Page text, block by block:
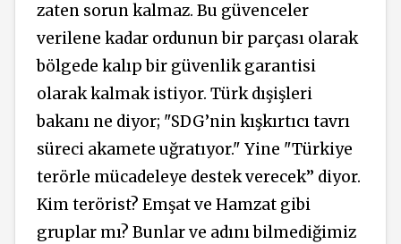
zaten sorun kalmaz. Bu güvenceler
verilene kadar ordunun bir parçası olarak
bölgede kalıp bir güvenlik garantisi
olarak kalmak istiyor. Türk dışişleri
bakanı ne diyor; "SDG’nin kışkırtıcı tavrı
süreci akamete uğratıyor." Yine "Türkiye
terörle mücadeleye destek verecek’’ diyor.
Kim terörist? Emşat ve Hamzat gibi
gruplar mı? Bunlar ve adını bilmediğimiz